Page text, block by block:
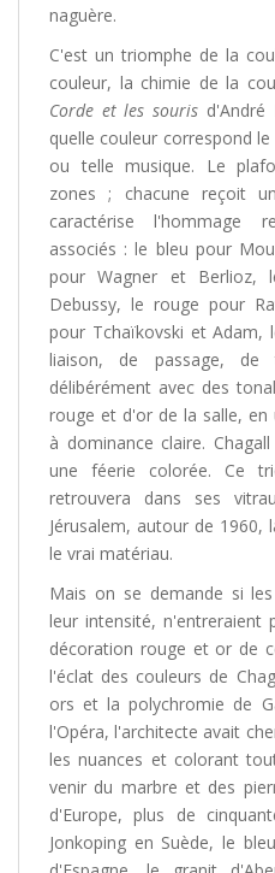
naguère.
C'est un triomphe de la
couleur, la chimie de la
Corde et les souris d'André
quelle couleur correspond
ou telle musique. Le
zones ; chacune reçoit
caractérise l'hommage
associés : le bleu pour
pour Wagner et Berlioz,
Debussy, le rouge pour
pour Tchaïkovski et Adam,
liaison, de passage, de
délibérément avec des
rouge et d'or de la salle, en
à dominance claire.
une féerie colorée. Ce
retrouvera dans ses
Jérusalem, autour de 1960,
le vrai matériau.
Mais on se demande si
leur intensité, n'entreraient
décoration rouge et or de
l'éclat des couleurs de
ors et la polychromie de
l'Opéra, l'architecte avait
les nuances et colorant
venir du marbre et des
d'Europe, plus de
Jonkoping en Suède, le